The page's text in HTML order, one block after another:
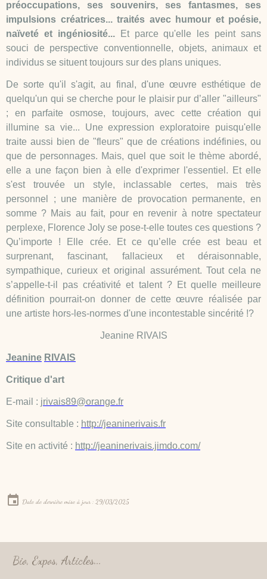
préoccupations, ses souvenirs, ses fantasmes, ses
impulsions créatrices... traités avec humour et poésie,
naïveté et ingéniosité...
Et parce qu'elle les peint sans
souci de perspective conventionnelle, objets, animaux et
individus se situent toujours sur des plans uniques.
De sorte qu'il s'agit, au final, d'une œuvre esthétique de
quelqu'un qui se cherche pour le plaisir pur d’aller "ailleurs"
; en parfaite osmose, toujours, avec cette création qui
illumine sa vie... Une expression exploratoire puisqu'elle
traite aussi bien de "fleurs" que de créations indéfinies, ou
que de personnages. Mais, quel que soit le thème abordé,
elle a une façon bien à elle d'exprimer l'essentiel. Et elle
s'est trouvée un style, inclassable certes, mais très
personnel ; une manière de provocation permanente, en
somme ? Mais au fait, pour en revenir à notre spectateur
perplexe, Florence Joly se pose-t-elle toutes ces questions ?
Qu’importe ! Elle crée. Et ce qu’elle crée est beau et
surprenant, fascinant, fallacieux et déraisonnable,
sympathique, curieux et original assurément. Tout cela ne
s’appelle-t-il pas créativité et talent ? Et quelle meilleure
définition pourrait-on donner de cette œuvre réalisée par
une artiste hors-les-normes d'une incontestable sincérité !?
Jeanine RIVAIS
Jeanine RIVAIS
Critique d'art
E-mail : jrivais89@orange.fr
Site consultable : http://jeaninerivais.fr
Site en activité : http://jeaninerivais.jimdo.com/
Date de dernière mise à jour : 29/03/2025
Bio, Expos, Articles...